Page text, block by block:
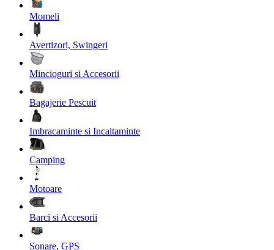
Momeli
Avertizori, Swingeri
Mincioguri si Accesorii
Bagajerie Pescuit
Imbracaminte si Incaltaminte
Camping
Motoare
Barci si Accesorii
Sonare, GPS